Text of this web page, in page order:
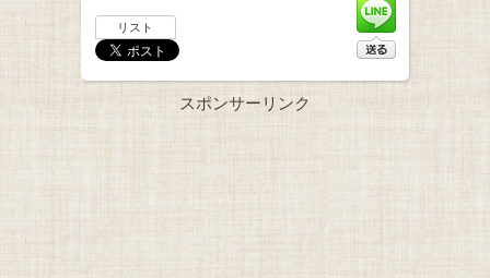
リスト
スポンサーリンク